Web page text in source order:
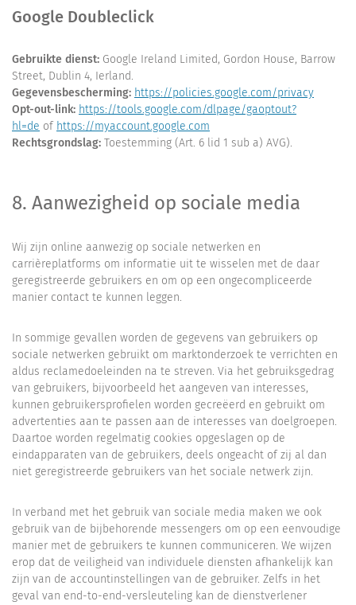
Google Doubleclick
Gebruikte dienst: Google Ireland Limited, Gordon House, Barrow
Street, Dublin 4, Ierland.
Gegevensbescherming: https://policies.google.com/privacy
Opt-out-link: https://tools.google.com/dlpage/gaoptout?
hl=de of https://myaccount.google.com
Rechtsgrondslag: Toestemming (Art. 6 lid 1 sub a) AVG).
8. Aanwezigheid op sociale media
Wij zijn online aanwezig op sociale netwerken en
carrièreplatforms om informatie uit te wisselen met de daar
geregistreerde gebruikers en om op een ongecompliceerde
manier contact te kunnen leggen.
In sommige gevallen worden de gegevens van gebruikers op
sociale netwerken gebruikt om marktonderzoek te verrichten en
aldus reclamedoeleinden na te streven. Via het gebruiksgedrag
van gebruikers, bijvoorbeeld het aangeven van interesses,
kunnen gebruikersprofielen worden gecreëerd en gebruikt om
advertenties aan te passen aan de interesses van doelgroepen.
Daartoe worden regelmatig cookies opgeslagen op de
eindapparaten van de gebruikers, deels ongeacht of zij al dan
niet geregistreerde gebruikers van het sociale netwerk zijn.
In verband met het gebruik van sociale media maken we ook
gebruik van de bijbehorende messengers om op een eenvoudige
manier met de gebruikers te kunnen communiceren. We wijzen
erop dat de veiligheid van individuele diensten afhankelijk kan
zijn van de accountinstellingen van de gebruiker. Zelfs in het
geval van end-to-end-versleuteling kan de dienstverlener